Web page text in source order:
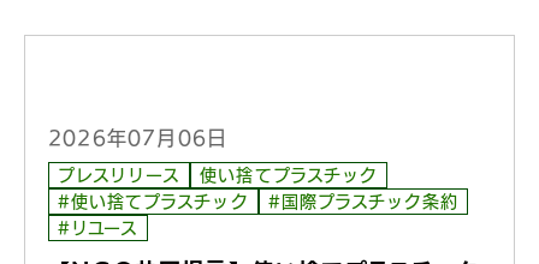
2026年07月06日
プレスリリース
使い捨てプラスチック
#使い捨てプラスチック
#国際プラスチック条約
#リユース